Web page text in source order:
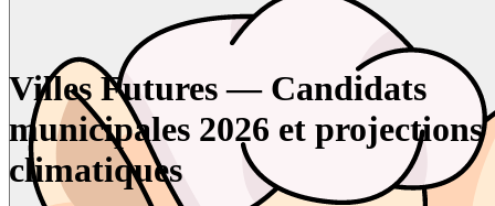
Villes Futures — Candidats
municipales 2026 et projections
climatiques